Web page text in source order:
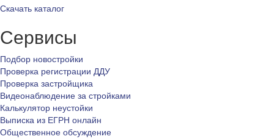
Скачать каталог
Сервисы
Подбор новостройки
Проверка регистрации ДДУ
Проверка застройщика
Видеонаблюдение за стройками
Калькулятор неустойки
Выписка из ЕГРН онлайн
Общественное обсуждение